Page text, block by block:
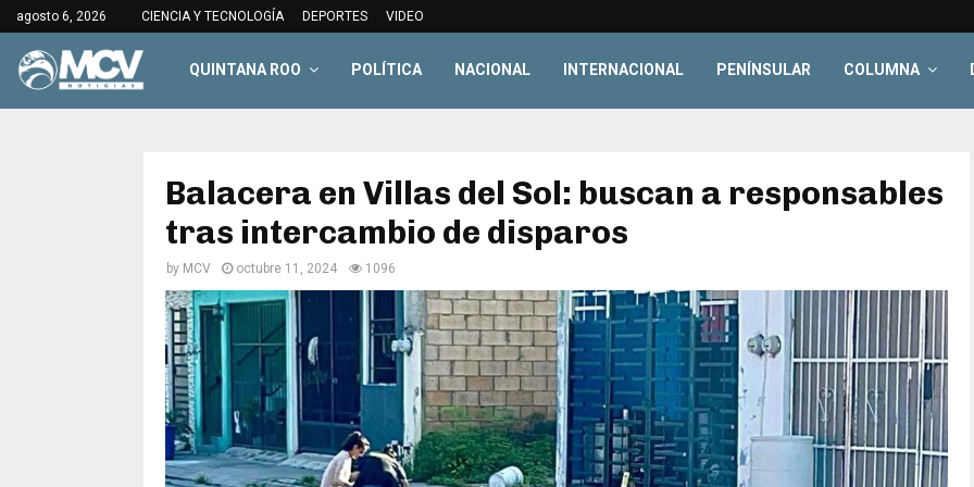
agosto 6, 2026 CIENCIA Y TECNOLOGÍA DEPORTES VIDEO
QUINTANA ROO POLÍTICA NACIONAL INTERNACIONAL PENÍNSULAR COLUMNA
Balacera en Villas del Sol: buscan a responsables
tras intercambio de disparos
by MCV octubre 11, 2024 1096